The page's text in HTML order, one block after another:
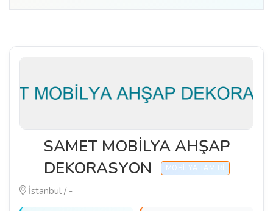
SAMET MOBİLYA AHŞAP
DEKORASYON
MOBILYA TAMIRI
İstanbul / -